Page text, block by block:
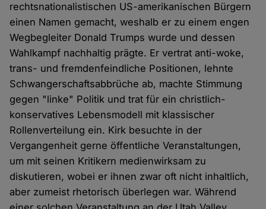
rechtsnationalistischen US-amerikanischen Bürgern
einen Namen gemacht, weshalb er zu einem engen
Wegbegleiter Donald Trumps wurde und dessen
Wahlkampf nachhaltig prägte. Er vertrat anti-woke,
trans- und fremdenfeindliche Positionen, lehnte
Schwangerschaftsabbrüche ab, machte Stimmung
gegen "linke" Politik und trat für ein christlich-
konservatives Lebensmodell mit klassischer
Rollenverteilung ein. Kirk besuchte in der
Vergangenheit gerne öffentliche Veranstaltungen,
um mit seinen Kritikern medienwirksam zu
diskutieren, wobei er ihnen zwar oft nicht inhaltlich,
aber zumeist rhetorisch überlegen war. Während